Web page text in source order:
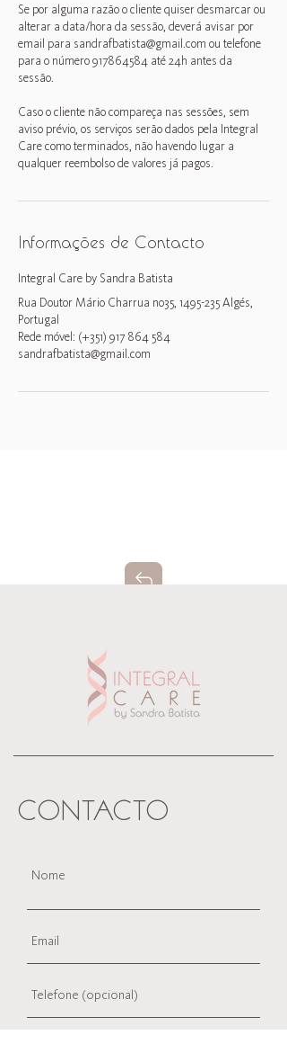
Se por alguma razão o cliente quiser desmarcar ou
alterar a data/hora da sessão, deverá avisar por
email para sandrafbatista@gmail.com ou telefone
para o número 917864584 até 24h antes da
sessão.
Caso o cliente não compareça nas sessões, sem
aviso prévio, os serviços serão dados pela Integral
Care como terminados, não havendo lugar a
qualquer reembolso de valores já pagos.
Informações de Contacto
Integral Care by Sandra Batista
Rua Doutor Mário Charrua no35, 1495-235 Algés,
Portugal
Rede móvel: (+351) 917 864 584
sandrafbatista@gmail.com
CONTACTO